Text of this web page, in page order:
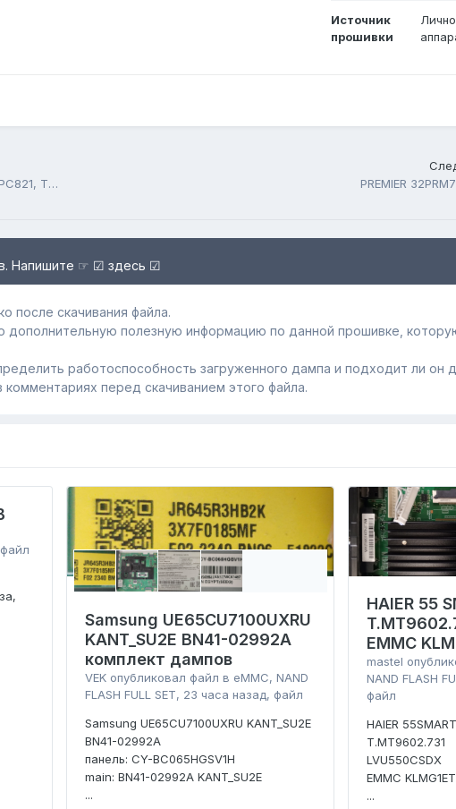
Источник
прошивки
Hyundai H-LED50ET1002, TP.MS3686.PC821, TC58NVG0S3HTA0
PREMIER
Напишите ☞ ☑ здесь ☑
после скачивания файла.
полезную информацию по данной прошивке,
работоспособность загруженного дампa и подходит ли он
комментариях перед скачиванием этого файла.
Samsung UE65CU7100UXRU
KANT_SU2E BN41-02992A
комплект дампов
VEK опубликовал файл в eMMC, NAND
FLASH FULL SET, 23 часа назад, файл
Samsung UE65CU7100UXRU KANT_SU2E
BN41-02992A
панель: CY-BC065HGSV1H
main: BN41-02992A KANT_SU2E
...
HAIER 55
EMMC
mastel
NAND FLASH
файл
HAIER
T.MT9602.731
LVU550CSDX
EMMC
...